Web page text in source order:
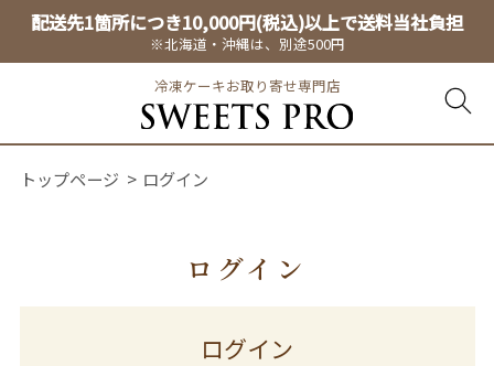
配送先1箇所につき10,000円(税込)以上で送料当社負担
※北海道・沖縄は、別途500円
冷凍ケーキお取り寄せ専門店
トップページ ログイン
ログイン
ログイン